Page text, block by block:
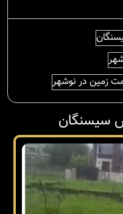
زمین در نوشهر
سیسنگان